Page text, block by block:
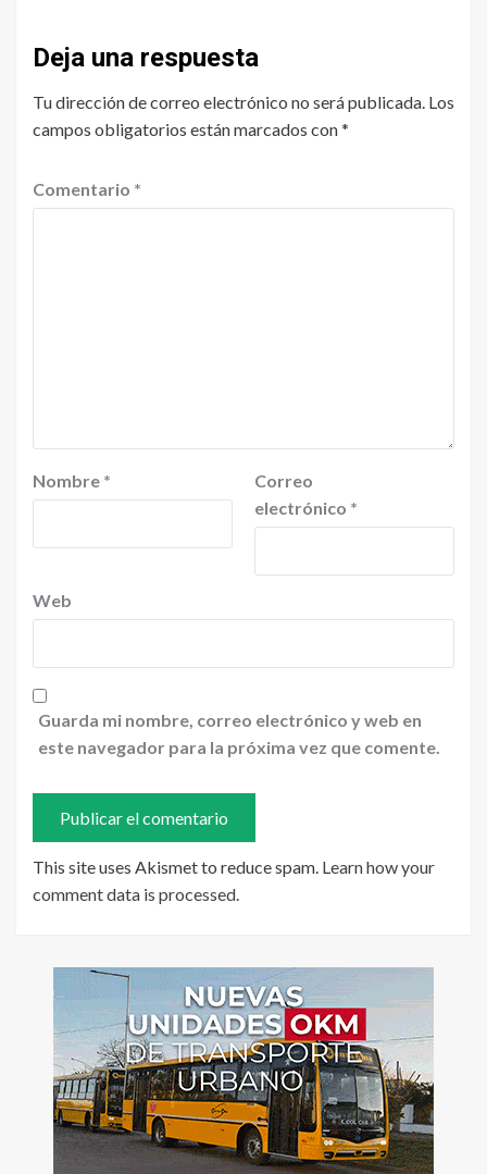
Deja una respuesta
Tu dirección de correo electrónico no será publicada. Los
campos obligatorios están marcados con*
Comentario *
Nombre *
Correo
electrónico *
Web
Guarda mi nombre, correo electrónico y web en
este navegador para la próxima vez que comente.
This site uses Akismet to reduce spam. Learn how your
comment data is processed.